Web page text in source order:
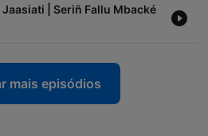
| Seriñ Fallu Mbacké
mais episódios